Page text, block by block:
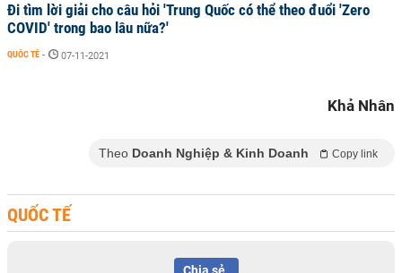
Đi tìm lời giải cho câu hỏi 'Trung Quốc có thể theo đuổi 'Zero
COVID' trong bao lâu nữa?'
QUỐC TẾ - 07-11-2021
Khả Nhân
Theo Doanh Nghiệp & Kinh Doanh Copy link
QUỐC TẾ